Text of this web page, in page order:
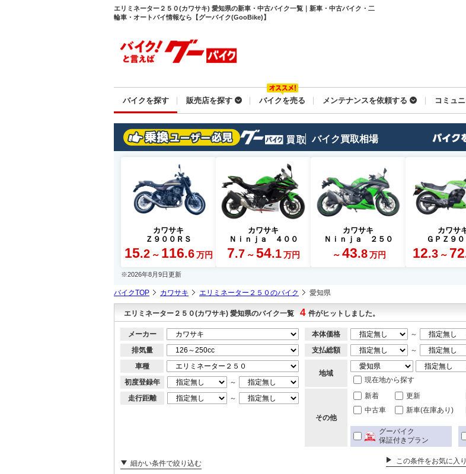
エリミネーター２５０(カワサキ) 愛知県の新車・中古バイク一覧｜新車・中古バイク・二
輪車・オートバイ情報なら【グーバイク(GooBike)】
バイクを探す 販売店を探す バイクを売る メンテナンスを依頼する コミュ
バイク買取相場
カワサキ
Ｚ９００ＲＳ
15.2 ～ 116.6 万円
カワサキ
Ｎｉｎｊａ ４００
7.7 ～ 54.1 万円
カワサキ
Ｎｉｎｊａ ２５０
～ 43.8 万円
カワサ
ＧＰＺ９
12.3 ～ 72
※2026年8月9日更新
バイクTOP カワサキ エリミネーター２５０のバイク 愛知県
エリミネーター２５０(カワサキ) 愛知県のバイク一覧 4 件がヒットしました。
メーカー
排気量
車種
初度登録年
～
走行距離
～
本体価格 ～
支払総額
～
地域
現在地から探す
その他
新着 更新
中古車
新車(在庫あり)
グーバイク
保証付きプラン
細かい条件で絞り込む この条件をお気に入